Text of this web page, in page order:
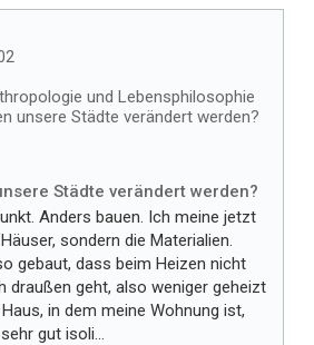
und Lebensphilosophie
unsere Städte verändert werden?
Städte verändert werden?
Anders bauen. Ich meine jetzt
sondern die Materialien.
gebaut, dass beim Heizen nicht
draußen geht, also weniger geheizt
in dem meine Wohnung ist,
gut isoli...